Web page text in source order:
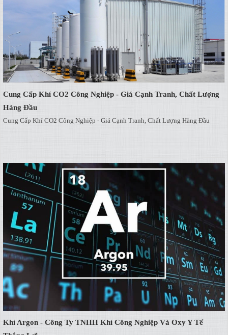
Cung Cấp Khí CO2 Công Nghiệp - Giá Cạnh Tranh, Chất Lượng
Hàng Đầu
Cung Cấp Khí CO2 Công Nghiệp - Giá Cạnh Tranh, Chất Lượng Hàng Đầu
Khí Argon - Công Ty TNHH Khí Công Nghiệp Và Oxy Y Tế